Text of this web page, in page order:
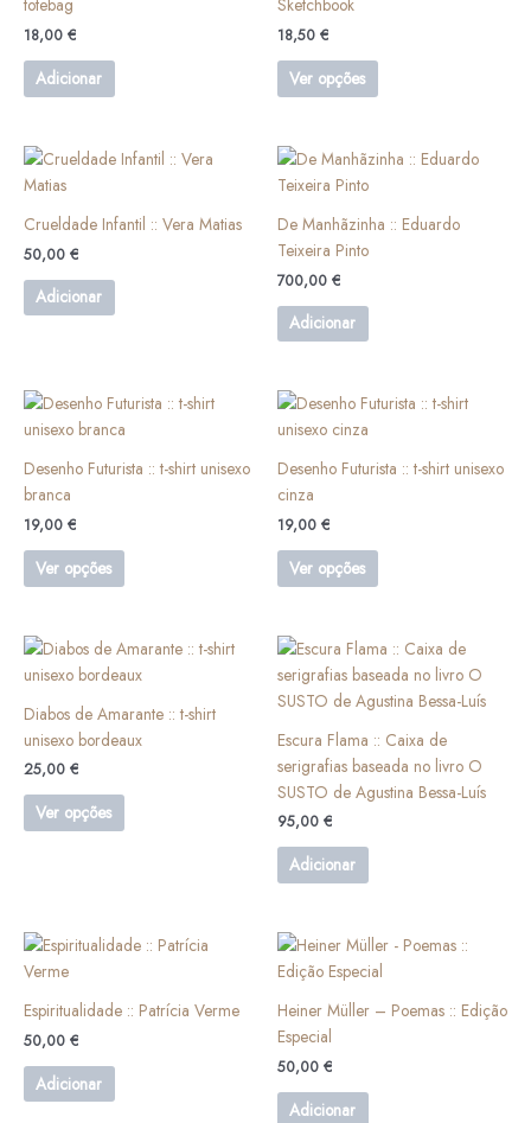
totebag
18,00 €
Adicionar
Sketchbook
18,50 €
Ver opções options
may
chosen
product
Crueldade Infantil :: Vera Matias
50,00 €
Adicionar
De Manhãzinha :: Eduardo
Teixeira Pinto
700,00 €
Adicionar
Desenho Futurista :: t-shirt unisexo
branca
19,00 €
Ver opções
This
product
multiple
options
may
product
page
Desenho Futurista :: t-shirt unisexo
cinza
19,00 €
Ver opções
This
multiple
options
may
chosen
the
page
Diabos de Amarante :: t-shirt
unisexo bordeaux
25,00 €
Ver opções
This
product
multiple
variants.
options
may
the
Escura Flama :: Caixa de
serigrafias baseada no livro O
SUSTO de Agustina Bessa-Luís
95,00 €
Adicionar
Espiritualidade :: Patrícia Verme
50,00 €
Adicionar
Heiner Müller – Poemas :: Edição
Especial
50,00 €
Adicionar